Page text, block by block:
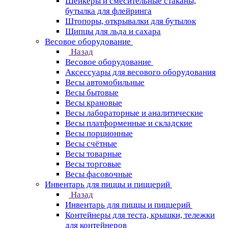
бутылка для флейринга
Штопоры, открывалки для бутылок
Щипцы для льда и сахара
Весовое оборудование
Назад
Весовое оборудование
Аксессуары для весового оборудования
Весы автомобильные
Весы бытовые
Весы крановые
Весы лабораторные и аналитические
Весы платформенные и складские
Весы порционные
Весы счётные
Весы товарные
Весы торговые
Весы фасовочные
Инвентарь для пиццы и пиццерий
Назад
Инвентарь для пиццы и пиццерий
Контейнеры для теста, крышки, тележки
для контейнеров